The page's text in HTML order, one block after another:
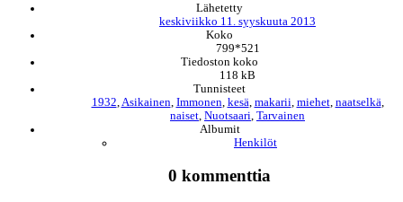
Lähetetty
keskiviikko 11. syyskuuta 2013
Koko
799*521
Tiedoston koko
118 kB
Tunnisteet
1932 Asikainen Immonen kesä makarii miehet, naatselkä
naiset Nuotsaari Tarvainen
Albumit
Henkilöt
0 kommenttia